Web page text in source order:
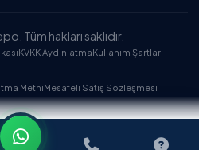
Tüm hakları saklıdır.
KVKK AydınlatmaKullanım Şartları
MetniMesafeli Satış Sözleşmesi